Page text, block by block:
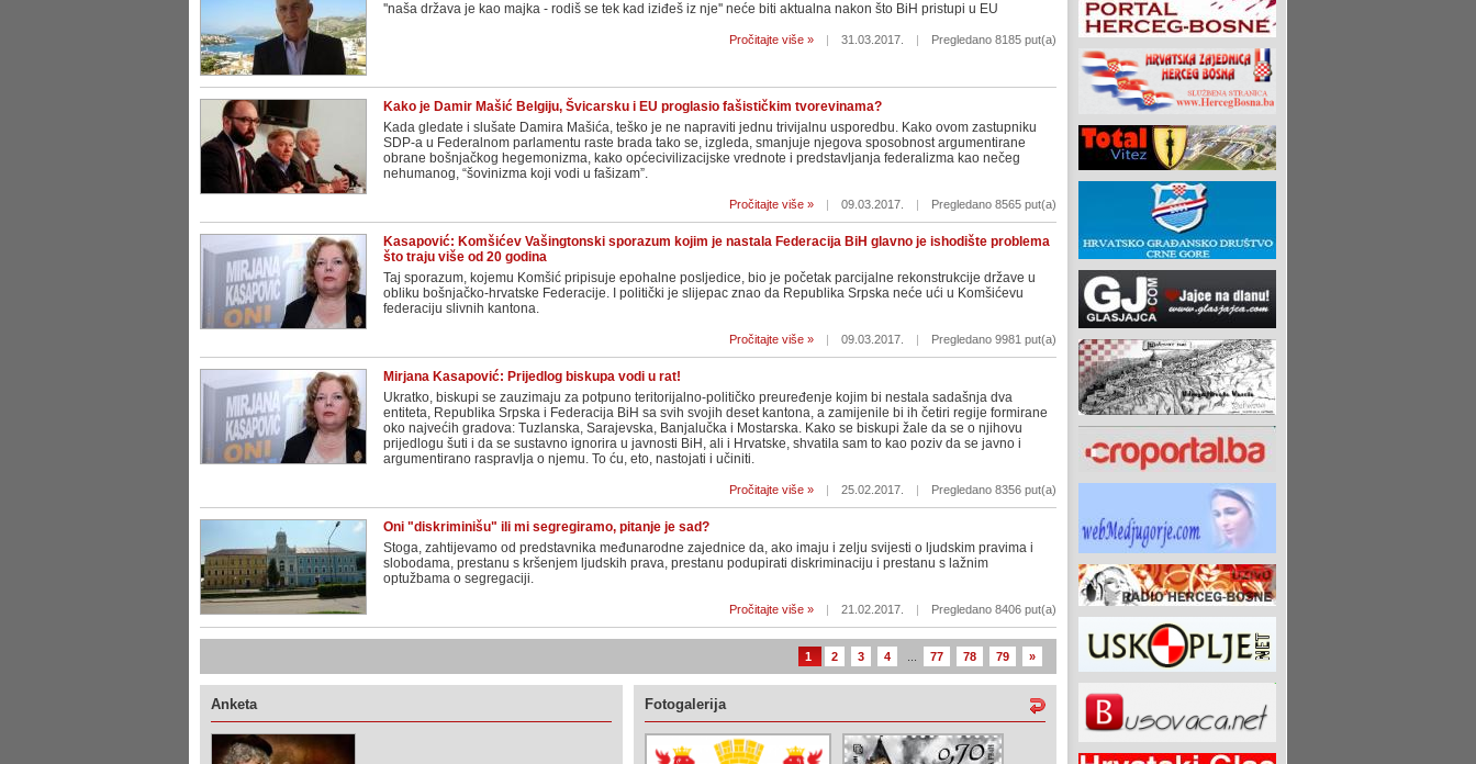
''naša država je kao majka - rodiš se tek kad iziđeš iz nje'' neće biti aktualna nakon što BiH pristupi u EU
Pročitajte više » | 31.03.2017. | Pregledano 8185 put(a)
Kako je Damir Mašić Belgiju, Švicarsku i EU proglasio fašističkim tvorevinama?
Kada gledate i slušate Damira Mašića, teško je ne napraviti jednu trivijalnu usporedbu. Kako ovom zastupniku
SDP-a u Federalnom parlamentu raste brada tako se, izgleda, smanjuje njegova sposobnost argumentirane
obrane bošnjačkog hegemonizma, kako općecivilizacijske vrednote i predstavljanja federalizma kao nečeg
nehumanog, “šovinizma koji vodi u fašizam”.
Pročitajte više » | 09.03.2017. | Pregledano 8565 put(a)
Kasapović: Komšićev Vašingtonski sporazum kojim je nastala Federacija BiH glavno je ishodište problema
što traju više od 20 godina
Taj sporazum, kojemu Komšić pripisuje epohalne posljedice, bio je početak parcijalne rekonstrukcije države u
obliku bošnjačko-hrvatske Federacije. I politički je slijepac znao da Republika Srpska neće ući u Komšićevu
federaciju slivnih kantona.
Pročitajte više » | 09.03.2017. | Pregledano 9981 put(a)
Mirjana Kasapović: Prijedlog biskupa vodi u rat!
Ukratko, biskupi se zauzimaju za potpuno teritorijalno-političko preuređenje kojim bi nestala sadašnja dva
entiteta, Republika Srpska i Federacija BiH sa svih svojih deset kantona, a zamijenile bi ih četiri regije formirane
oko najvećih gradova: Tuzlanska, Sarajevska, Banjalučka i Mostarska. Kako se biskupi žale da se o njihovu
prijedlogu šuti i da se sustavno ignorira u javnosti BiH, ali i Hrvatske, shvatila sam to kao poziv da se javno i
argumentirano raspravlja o njemu. To ću, eto, nastojati i učiniti.
Pročitajte više » | 25.02.2017. | Pregledano 8356 put(a)
Oni "diskriminišu" ili mi segregiramo, pitanje je sad?
Stoga, zahtijevamo od predstavnika međunarodne zajednice da, ako imaju i zelju svijesti o ljudskim pravima i
slobodama, prestanu s kršenjem ljudskih prava, prestanu podupirati diskriminaciju i prestanu s lažnim
optužbama o segregaciji.
Pročitajte više » | 21.02.2017. | Pregledano 8406 put(a)
1 2 3 4 77 78 79 »
Anketa Fotogalerija